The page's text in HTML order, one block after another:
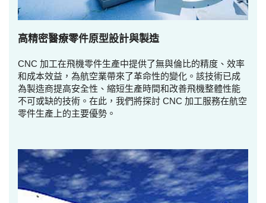
高精密醫療零件原型設計與製造
CNC 加工在飛機零件生產中提供了無與倫比的精度、效率
和成本效益，為航空業帶來了革命性的變化。該技術已成
為製造商提高安全性、縮短生產時間和改善飛機整體性能
不可或缺的技術。在此，我們將探討 CNC 加工服務在航空
零件生產上的主要優勢。